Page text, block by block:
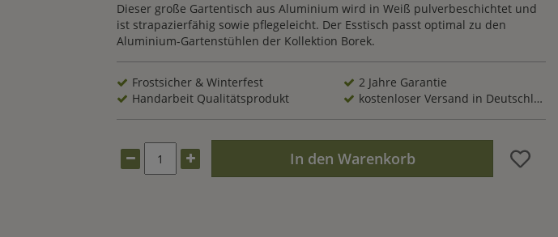
Dieser große Gartentisch aus Aluminium wird in Weiß pulverbeschichtet und
ist strapazierfähig sowie pflegeleicht. Der Esstisch passt optimal zu den
Aluminium-Gartenstühlen der Kollektion Borek.
Frostsicher & Winterfest
2 Jahre Garantie
Handarbeit Qualitätsprodukt
kostenloser Versand in Deutschland
In den Warenkorb